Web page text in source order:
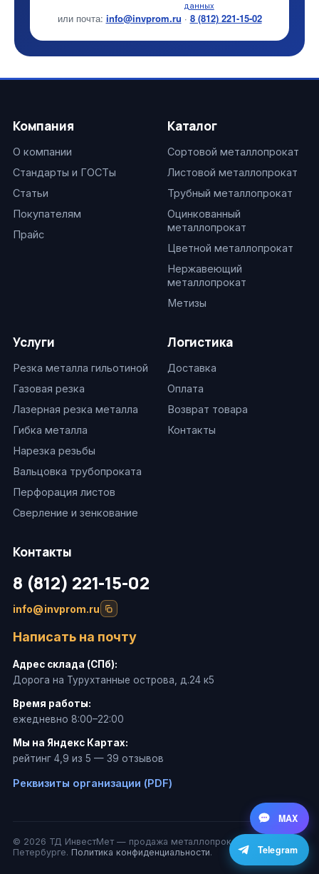
данных
или почта: info@invprom.ru · 8 (812) 221-15-02
Компания
О компании
Стандарты и ГОСТы
Статьи
Покупателям
Прайс
Каталог
Сортовой металлопрокат
Листовой металлопрокат
Трубный металлопрокат
Оцинкованный
металлопрокат
Цветной металлопрокат
Нержавеющий
металлопрокат
Метизы
Услуги
Резка металла гильотиной
Газовая резка
Лазерная резка металла
Гибка металла
Нарезка резьбы
Вальцовка трубопроката
Перфорация листов
Сверление и зенкование
Логистика
Доставка
Оплата
Возврат товара
Контакты
Контакты
8 (812) 221-15-02
info@invprom.ru
Написать на почту
Адрес склада (СПб):
Дорога на Турухтанные острова, д.24 к5
Время работы:
ежедневно 8:00–22:00
Мы на Яндекс Картах:
рейтинг 4,9 из 5 — 39 отзывов
Реквизиты организации (PDF)
© 2026 ТД ИнвестМет — продажа металлопроката в Санкт-
Петербурге. Политика конфиденциальности.
MAX
Telegram